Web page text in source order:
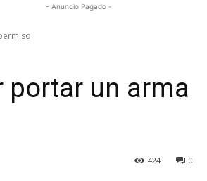
Digital
- Anuncio Pagado -
portar un arma
0
424